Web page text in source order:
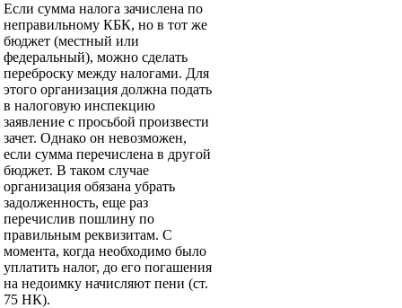
Если сумма налога зачислена по
неправильному КБК, но в тот же
бюджет (местный или
федеральный), можно сделать
переброску между налогами. Для
этого организация должна подать
в налоговую инспекцию
заявление с просьбой произвести
зачет. Однако он невозможен,
если сумма перечислена в другой
бюджет. В таком случае
организация обязана убрать
задолженность, еще раз
перечислив пошлину по
правильным реквизитам. С
момента, когда необходимо было
уплатить налог, до его погашения
на недоимку начисляют пени (ст.
75 НК).